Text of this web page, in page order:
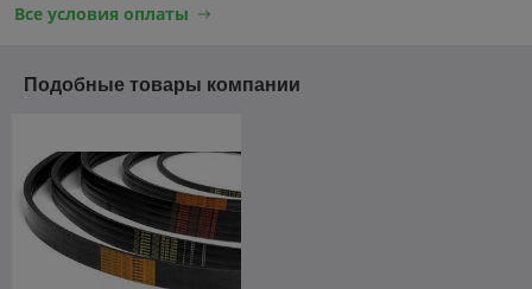
Все условия оплаты
Подобные товары компании